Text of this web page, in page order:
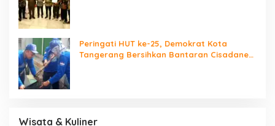
Peringati HUT ke-25, Demokrat Kota
Tangerang Bersihkan Bantaran Cisadane
Wisata & Kuliner